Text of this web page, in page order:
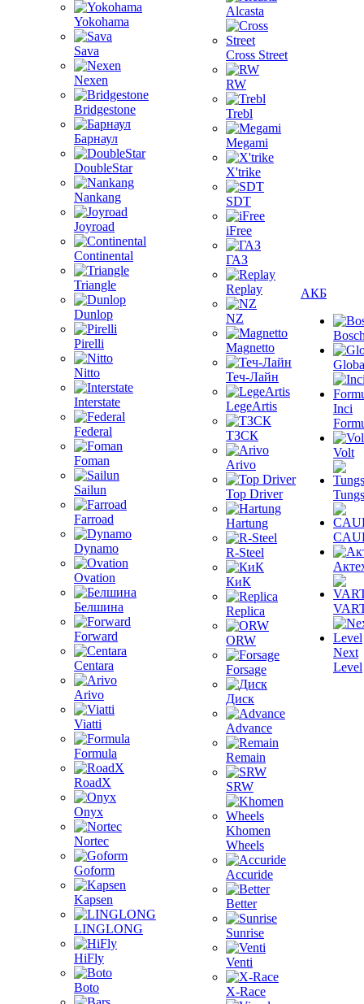
Yokohama
Sava
Nexen
Bridgestone
Барнаул
DoubleStar
Nankang
Joyroad
Continental
Triangle
Dunlop
Pirelli
Nitto
Interstate
Federal
Foman
Sailun
Farroad
Dynamo
Ovation
Белшина
Forward
Centara
Arivo
Viatti
Formula
RoadX
Onyx
Nortec
Goform
Kapsen
LINGLONG
HiFly
Boto
Alcasta
Cross Street
RW
Trebl
Megami
X'trike
SDT
iFree
ГАЗ
Replay
NZ
Magnetto
Теч-Лайн
LegeArtis
ТЗСК
Arivo
Top Driver
Hartung
R-Steel
КиК
Replica
ORW
Forsage
Диск
Advance
Remain
SRW
Khomen
Wheels
Accuride
Better
Sunrise
Venti
X-Race
АКБ
Inci
Volt
Next
Level